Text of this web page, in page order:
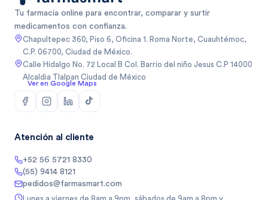
Tu farmacia online para encontrar, comparar y surtir
medicamentos con confianza.
Chapultepec 360, Piso 6, Oficina 1. Roma Norte, Cuauhtémoc,
C.P. 06700, Ciudad de México.
Calle Hidalgo No. 72 Local B Col. Barrio del niño Jesus C.P 14000
Alcaldia Tlalpan Ciudad de México
Ver en Google Maps
Atención al cliente
+52 56 5721 8330
(55) 9414 8121
pedidos@farmasmart.com